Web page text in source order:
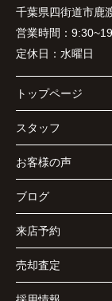
千葉県四街道市鹿
営業時間：
定休日： 水曜日
トップページ
スタッフ
お客様の声
ブログ
来店予約
売却査定